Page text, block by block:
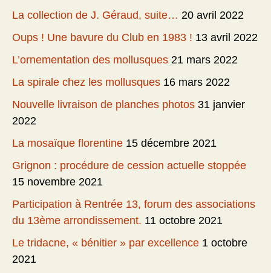
La collection de J. Géraud, suite… 20 avril 2022
Oups ! Une bavure du Club en 1983 ! 13 avril 2022
L’ornementation des mollusques 21 mars 2022
La spirale chez les mollusques 16 mars 2022
Nouvelle livraison de planches photos 31 janvier
2022
La mosaïque florentine 15 décembre 2021
Grignon : procédure de cession actuelle stoppée
15 novembre 2021
Participation à Rentrée 13, forum des associations
du 13ème arrondissement. 11 octobre 2021
Le tridacne, « bénitier » par excellence 1 octobre
2021